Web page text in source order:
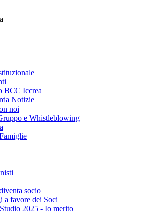
BCC Iccrea
Notizie
noi
e Whistleblowing
socio
a favore dei Soci
2025 - Io merito